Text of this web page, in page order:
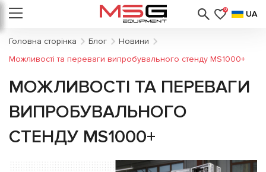
0 UA
Головна сторінка Блог
Новини
Можливості та переваги випробувального стенду MS1000+
МОЖЛИВОСТІ ТА ПЕРЕВАГИ
ВИПРОБУВАЛЬНОГО
СТЕНДУ MS1000+